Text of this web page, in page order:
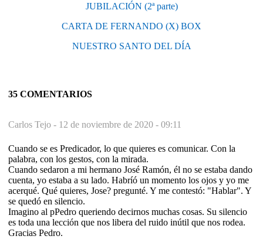
JUBILACIÓN (2ª parte)
CARTA DE FERNANDO (X) BOX
NUESTRO SANTO DEL DÍA
35 COMENTARIOS
Carlos Tejo - 12 de noviembre de 2020 - 09:11
Cuando se es Predicador, lo que quieres es comunicar. Con la
palabra, con los gestos, con la mirada.
Cuando sedaron a mi hermano José Ramón, él no se estaba dando
cuenta, yo estaba a su lado. Habríó un momento los ojos y yo me
acerqué. Qué quieres, Jose? pregunté. Y me contestó: "Hablar". Y
se quedó en silencio.
Imagino al pPedro queriendo decirnos muchas cosas. Su silencio
es toda una lección que nos libera del ruido inútil que nos rodea.
Gracias Pedro.